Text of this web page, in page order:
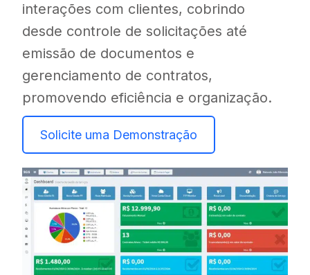
interações com clientes, cobrindo
desde controle de solicitações até
emissão de documentos e
gerenciamento de contratos,
promovendo eficiência e organização.
Solicite uma Demonstração